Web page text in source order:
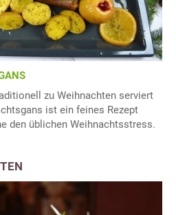
zu Weihnachten serviert
ist ein feines Rezept
den üblichen Weihnachtsstress.